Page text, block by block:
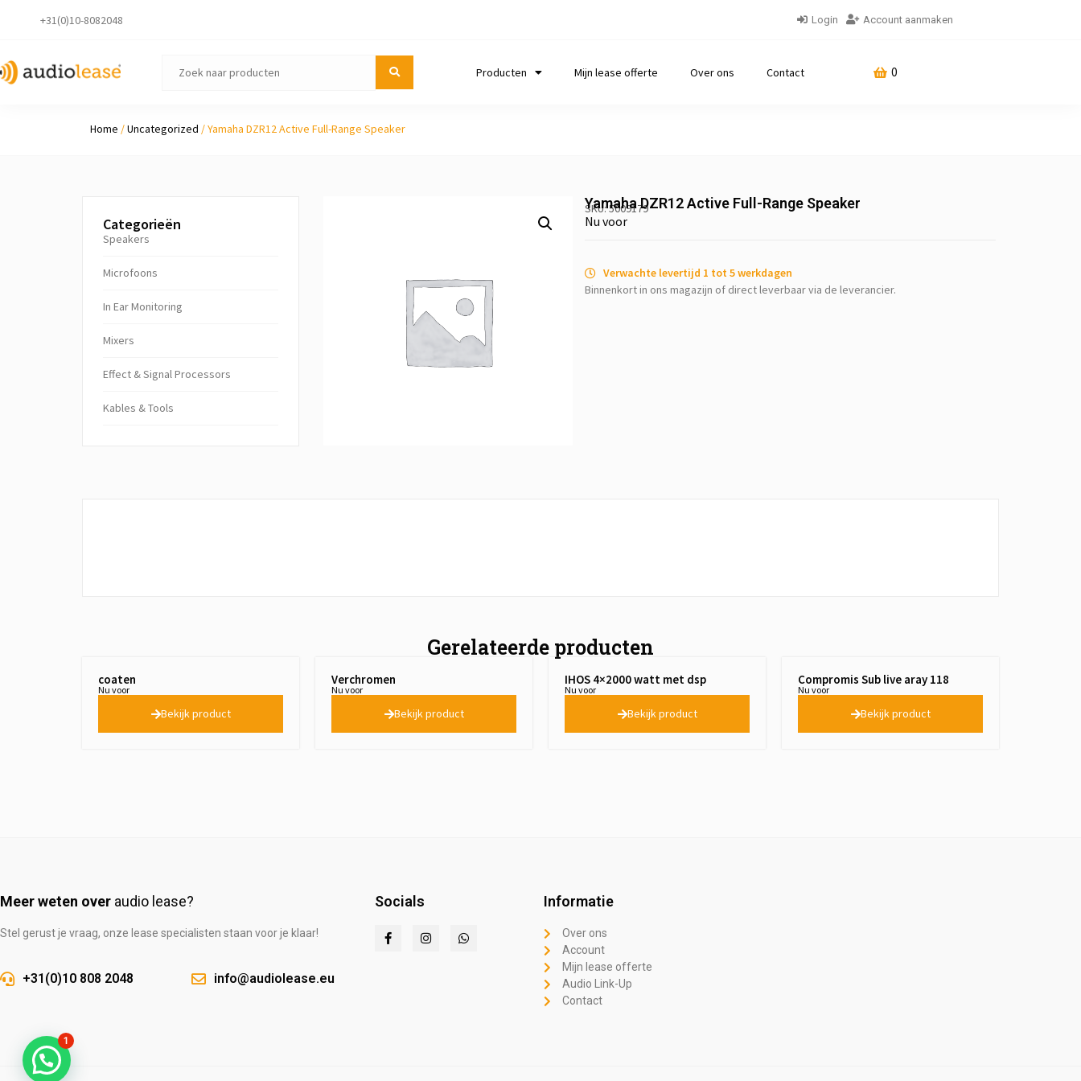
+31(0)10-8082048 Login Account aanmaken
Producten Mijn lease offerte Over ons Contact 0
Home /Uncategorized / Yamaha DZR12 Active Full-Range Speaker
Categorieën
Speakers
Microfoons
In Ear Monitoring
Mixers
Ef­fect & Sig­nal Pro­cessors
Kables & Tools
Yamaha DZR12 Active Full-Range Speaker
SKU: 5009179
Nu voor
Verwachte levertijd 1 tot 5 werkdagen
Binnenkort in ons magazijn of direct leverbaar via de leverancier.
Gerelateerde producten
coaten
Nu voor
Bekijk product
Verchromen
Nu voor
Bekijk product
IHOS 4×2000 watt met dsp
Nu voor
Bekijk product
Compromis Sub live aray 118
Nu voor
Bekijk product
Meer weten over audio lease?
Stel gerust je vraag, onze lease specialisten staan voor je klaar!
+31(0)10 808 2048 info@audiolease.eu
Socials Informatie
Over ons
Account
Mijn lease offerte
Audio Link-Up
Contact
1